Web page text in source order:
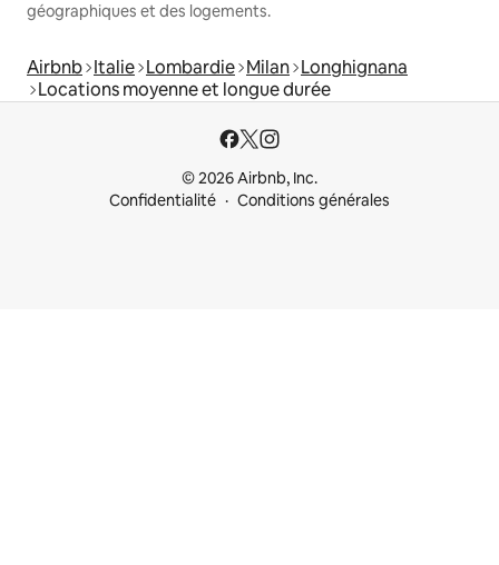
géographiques et des logements.
Airbnb Italie Lombardie Milan Longhignana
Locations moyenne et longue durée
© 2026 Airbnb, Inc.
Confidentialité
Conditions générales